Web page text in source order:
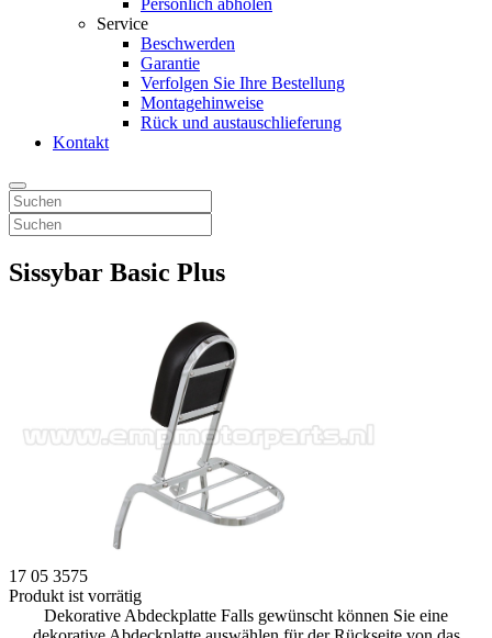
Service
Beschwerden
Garantie
Verfolgen Sie Ihre Bestellung
Montagehinweise
Rück und austauschlieferung
Kontakt
Sissybar Basic Plus
17 05 3575
Produkt ist vorrätig
Dekorative Abdeckplatte Falls gewünscht können Sie eine